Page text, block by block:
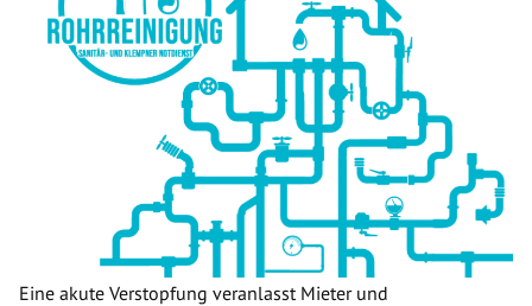
Eine akute Verstopfung veranlasst Mieter und